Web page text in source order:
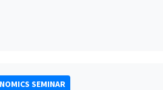
SEMINAR